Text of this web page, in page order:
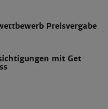
Preisvergabe
mit Get